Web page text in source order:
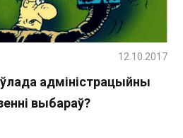
адміністрацыйны
выбараў?
12.10.2017